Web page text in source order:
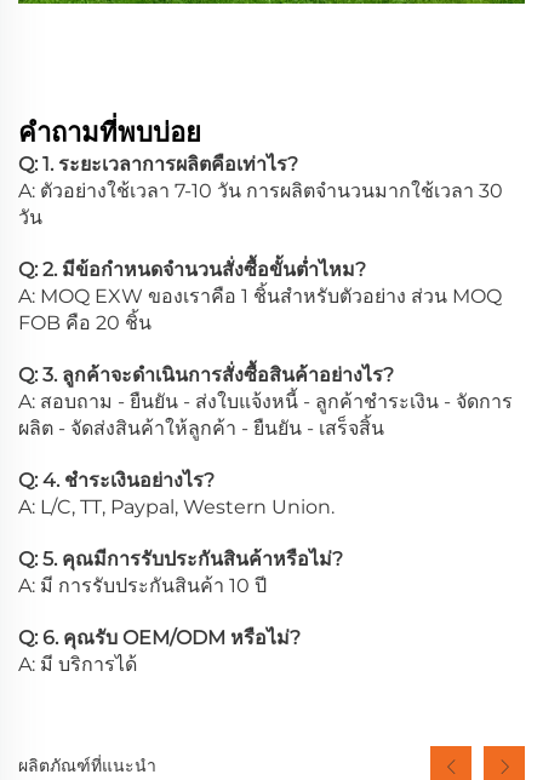
คำถามที่พบบ่อย
Q: 1. ระยะเวลาการผลิตคือเท่าไร?
A: ตัวอย่างใช้เวลา 7-10 วัน การผลิตจำนวนมากใช้เวลา 30
วัน
Q: 2. มีข้อกำหนดจำนวนสั่งซื้อขั้นต่ำไหม?
A: MOQ EXW ของเราคือ 1 ชิ้นสำหรับตัวอย่าง ส่วน MOQ
FOB คือ 20 ชิ้น
Q: 3. ลูกค้าจะดำเนินการสั่งซื้อสินค้าอย่างไร?
A: สอบถาม - ยืนยัน - ส่งใบแจ้งหนี้ - ลูกค้าชำระเงิน - จัดการ
ผลิต - จัดส่งสินค้าให้ลูกค้า - ยืนยัน - เสร็จสิ้น
Q: 4. ชำระเงินอย่างไร?
A: L/C, TT, Paypal, Western Union.
Q: 5. คุณมีการรับประกันสินค้าหรือไม่?
A: มี การรับประกันสินค้า 10 ปี
Q: 6. คุณรับ OEM/ODM หรือไม่?
A: มี บริการได้
ผลิตภัณฑ์ที่แนะนำ